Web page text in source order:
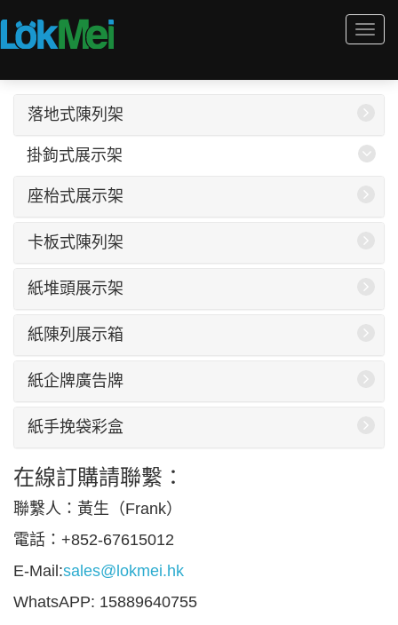
落地式陳列架
掛鉤式展示架
座枱式展示架
卡板式陳列架
紙堆頭展示架
紙陳列展示箱
紙企牌廣告牌
紙手挽袋彩盒
在線訂購請聯繫：
聯繫人：黃生（Frank）
電話：+852-67615012
E-Mail:sales@lokmei.hk
WhatsAPP: 15889640755